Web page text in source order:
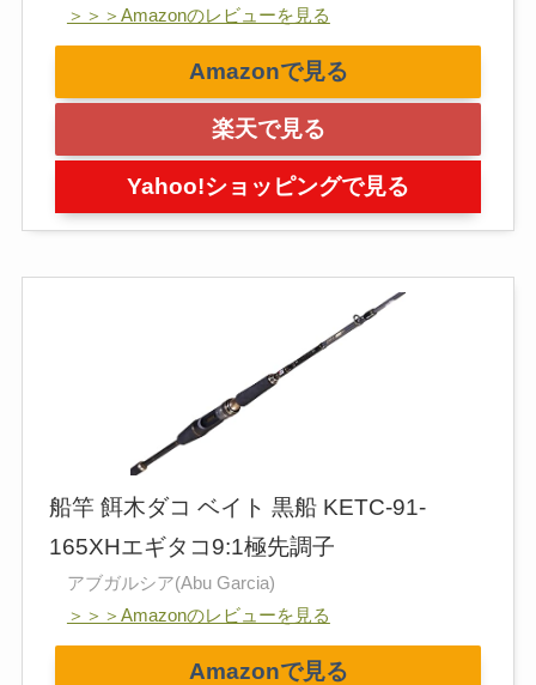
＞＞＞Amazonのレビューを見る
Amazonで見る
楽天で見る
Yahoo!ショッピングで見る
船竿 餌木ダコ ベイト 黒船 KETC-91-
165XHエギタコ9:1極先調子
アブガルシア(Abu Garcia)
＞＞＞Amazonのレビューを見る
Amazonで見る